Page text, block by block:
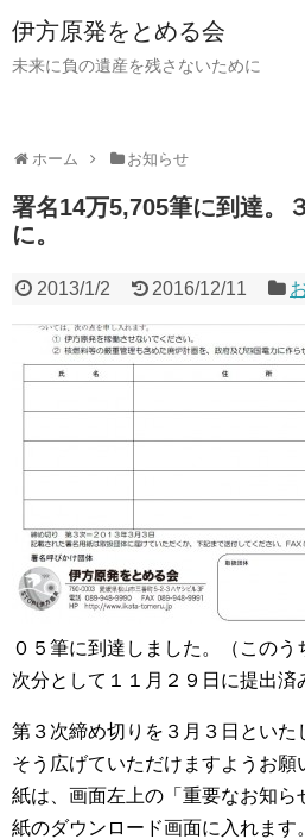
伊方原発をとめる会
未来に負の遺産を残さないために
ホーム お知らせ
署名14万5,705筆に到達。
に。
2013/1/2 2016/12/11
０５筆に到達しました。（この
次分として１１月２９日に提出済
第３次締め切りを３月３日といた
そう広げていただけますようお願
紙は、画面左上の「重要なお知ら
紙のダウンロード画面に入れます。